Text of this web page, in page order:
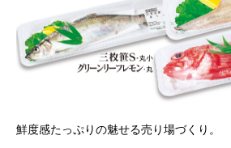
鮮度感たっぷりの魅せる売り場づくり。